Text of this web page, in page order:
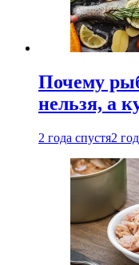
Почему
нельзя, а
2 года спустя2